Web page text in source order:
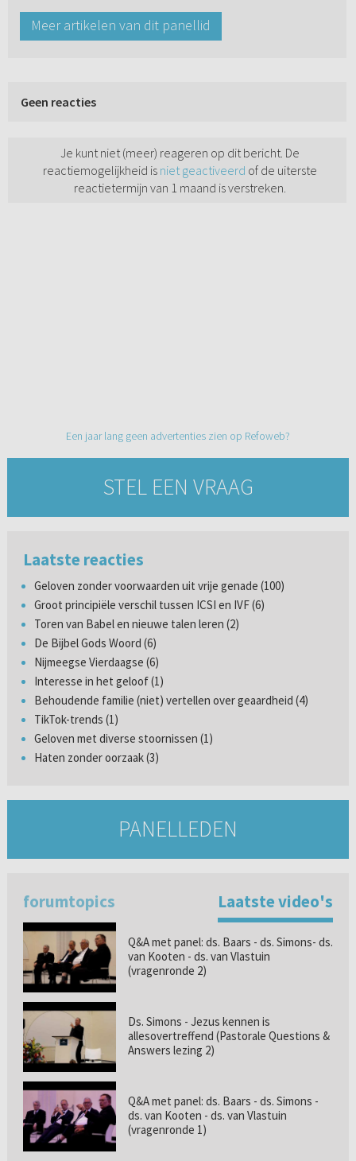
Meer artikelen van dit panellid
Geen reacties
Je kunt niet (meer) reageren op dit bericht. De
reactiemogelijkheid is niet geactiveerd of de uiterste
reactietermijn van 1 maand is verstreken.
Een jaar lang geen advertenties zien op Refoweb?
STEL EEN VRAAG
Laatste reacties
Geloven zonder voorwaarden uit vrije genade (100)
Groot principiële verschil tussen ICSI en IVF (6)
Toren van Babel en nieuwe talen leren (2)
De Bijbel Gods Woord (6)
Nijmeegse Vierdaagse (6)
Interesse in het geloof (1)
Behoudende familie (niet) vertellen over geaardheid (4)
TikTok-trends (1)
Geloven met diverse stoornissen (1)
Haten zonder oorzaak (3)
PANELLEDEN
forumtopics Laatste video's
Q&A met panel: ds. Baars - ds. Simons- ds.
van Kooten - ds. van Vlastuin
(vragenronde 2)
Ds. Simons - Jezus kennen is
allesovertreffend (Pastorale Questions &
Answers lezing 2)
Q&A met panel: ds. Baars - ds. Simons -
ds. van Kooten - ds. van Vlastuin
(vragenronde 1)